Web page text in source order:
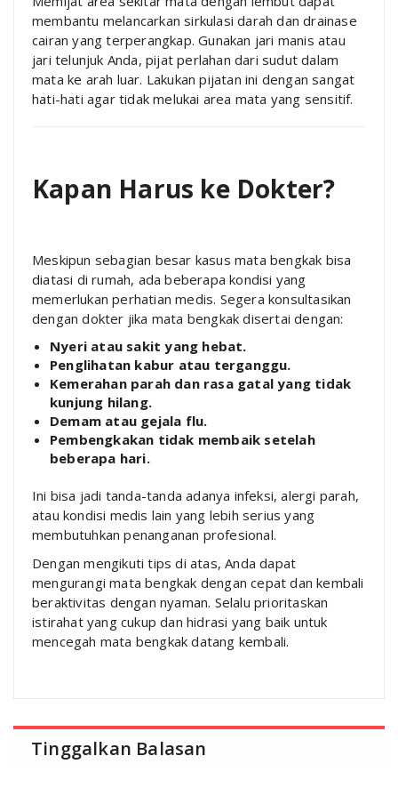
membantu melancarkan sirkulasi darah dan drainase
cairan yang terperangkap. Gunakan jari manis atau
jari telunjuk Anda, pijat perlahan dari sudut dalam
mata ke arah luar. Lakukan pijatan ini dengan sangat
hati-hati agar tidak melukai area mata yang sensitif.
Kapan Harus ke Dokter?
Meskipun sebagian besar kasus mata bengkak bisa
diatasi di rumah, ada beberapa kondisi yang
memerlukan perhatian medis. Segera konsultasikan
dengan dokter jika mata bengkak disertai dengan:
Nyeri atau sakit yang hebat.
Penglihatan kabur atau terganggu.
Kemerahan parah dan rasa gatal yang tidak
kunjung hilang.
Demam atau gejala flu.
Pembengkakan tidak membaik setelah
beberapa hari.
Ini bisa jadi tanda-tanda adanya infeksi, alergi parah,
atau kondisi medis lain yang lebih serius yang
membutuhkan penanganan profesional.
Dengan mengikuti tips di atas, Anda dapat
mengurangi mata bengkak dengan cepat dan kembali
beraktivitas dengan nyaman. Selalu prioritaskan
istirahat yang cukup dan hidrasi yang baik untuk
mencegah mata bengkak datang kembali.
Tinggalkan Balasan